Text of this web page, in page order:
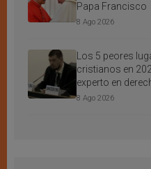
Papa Francisco
8 Ago 2026
Los 5 peores
cristianos en
experto en
8 Ago 2026